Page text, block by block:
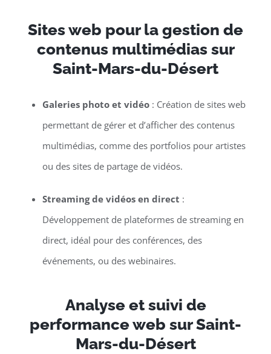
Sites web pour la gestion de
contenus multimédias sur
Saint-Mars-du-Désert
Galeries photo et vidéo: Création de sites web
permettant de gérer et d’afficher des contenus
multimédias, comme des portfolios pour artistes
ou des sites de partage de vidéos.
Streaming de vidéos en direct :
Développement de plateformes de streaming en
direct, idéal pour des conférences, des
événements, ou des webinaires.
Analyse et suivi de
performance web sur Saint-
Mars-du-Désert